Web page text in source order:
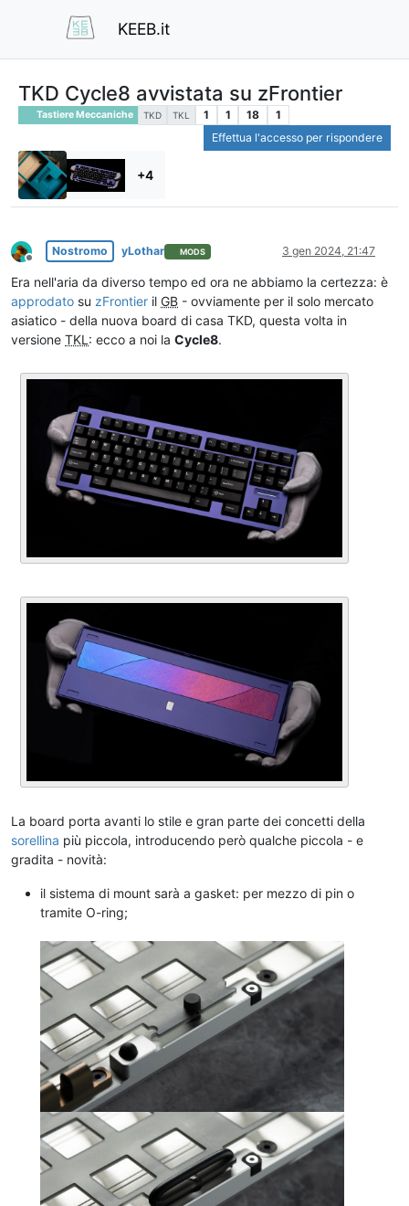
KEEB.it
TKD Cycle8 avvistata su zFrontier
Tastiere Meccaniche TKD TKL 1 1 18
1
Effettua l'accesso per rispondere
+4
Non in linea
Nostromo yLothar MODS 3 gen 2024, 21:47
Era nell'aria da diverso tempo ed ora ne abbiamo la certezza: è
approdato su zFrontier il GB - ovviamente per il solo mercato
asiatico - della nuova board di casa TKD, questa volta in
versione TKL : ecco a noi la Cycle8.
La board porta avanti lo stile e gran parte dei concetti della
sorellina più piccola, introducendo però qualche piccola - e
gradita - novità:
il sistema di mount sarà a gasket: per mezzo di pin o
tramite O-ring;